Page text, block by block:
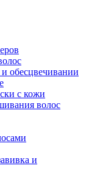
обесцвечивании
с кожи
волос
и